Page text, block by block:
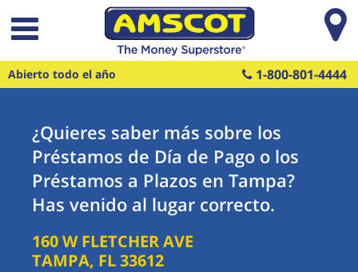
Saltar al contenido principal
Abierto todo el año 1-800-801-4444
¿Quieres saber más sobre los
Préstamos de Día de Pago o los
Préstamos a Plazos en Tampa?
Has venido al lugar correcto.
160 W FLETCHER AVE
TAMPA, FL33612